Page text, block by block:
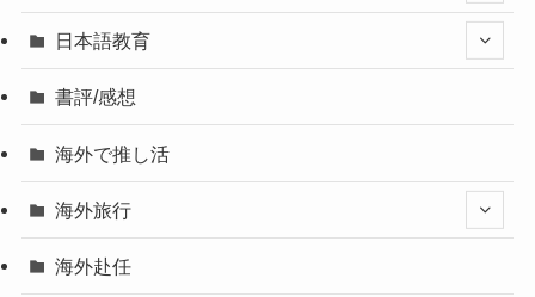
日本語教育
書評/感想
海外で推し活
海外旅行
海外赴任